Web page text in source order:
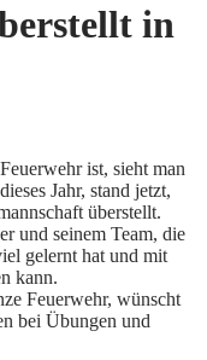
in
ist, sieht man
Jahr, stand jetzt,
überstellt.
und seinem Team, die
gelernt hat und mit
kann.
Feuerwehr, wünscht
bei Übungen und